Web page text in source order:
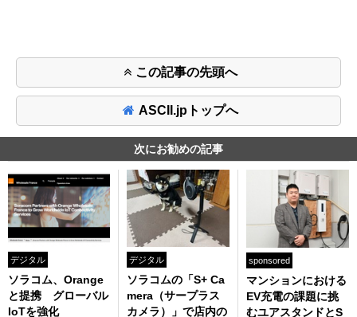
この記事の先頭へ
ASCII.jpトップへ
次にお勧めの記事
デジタル
ソラコム、Orange
と提携 グローバル
IoTを強化
デジタル
ソラコムの「S+ Ca
mera（サープラス
カメラ）」で店内の
sponsored
マンションにおける
EV充電の課題に挑
むユアスタンドとS